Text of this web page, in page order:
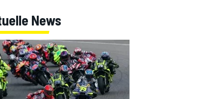
News